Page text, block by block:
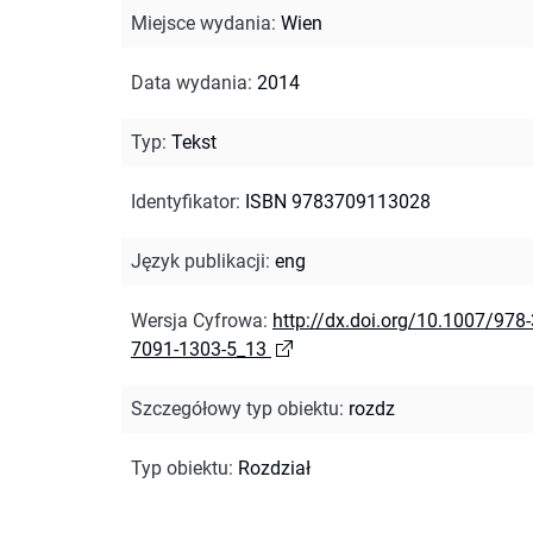
Miejsce wydania: Wien
Data wydania: 2014
Typ: Tekst
Identyfikator: ISBN 9783709113028
Język publikacji: eng
Wersja Cyfrowa: http://dx.doi.org/10.1007/978-
7091-1303-5_13
Szczegółowy typ obiektu: rozdz
Typ obiektu: Rozdział